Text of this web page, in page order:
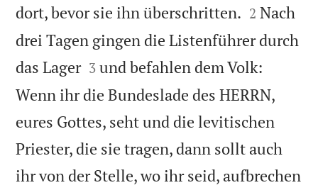
dort, bevor sie ihn überschritten. 

2 Nach
drei Tagen gingen die Listenführer durch
das Lager
3 und befahlen dem Volk:
Wenn ihr die Bundeslade des HERRN,
eures Gottes, seht und die levitischen
Priester, die sie tragen, dann sollt auch
ihr von der Stelle, wo ihr seid, aufbrechen